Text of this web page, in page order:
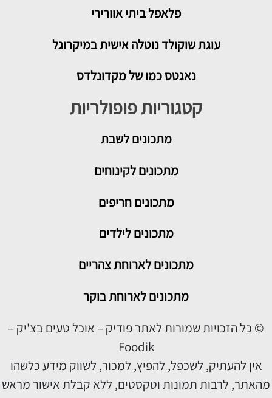
פלאפל ביתי אוורירי
עוגת שוקולד נוטלה אישית במיקרוגל
נאגטס כמו של מקדונלדס
קטגוריות פופולריות
מתכוניםלשבת
מתכונים לקינוחים
מתכונים חריפים
מתכונים לילדים
מתכונים לארוחת צהריים
מתכונים לארוחת בוקר
© כל הזכויות שמורות לאתר פודיק – אוכל טעים בצ'יק –
Foodik
אין להעתיק, לשכפל, להפיץ, למכור, לשווק מידע כלשהו
מהאתר, לרבות תמונות וטקסטים, ללא קבלת אישור מראש